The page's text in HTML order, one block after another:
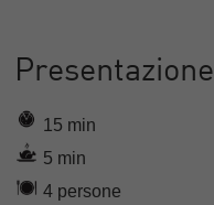
Presentazione
15 min
5 min
4 persone